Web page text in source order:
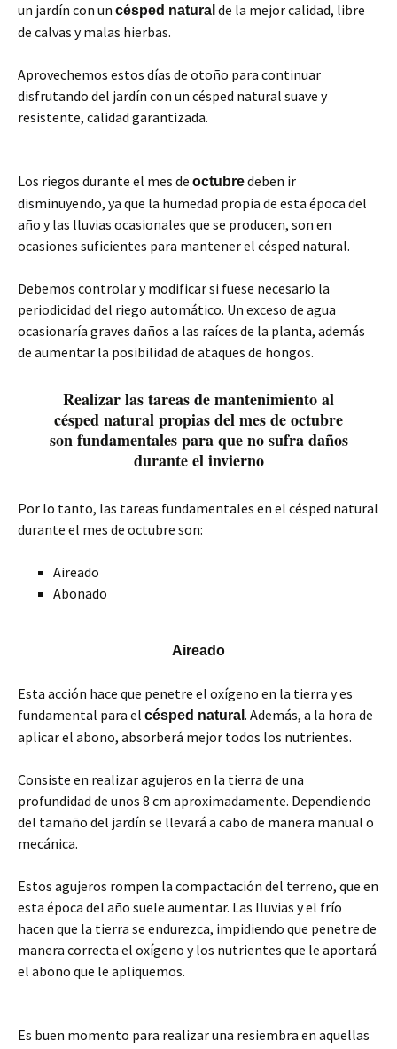
un jardín con un césped natural de la mejor calidad, libre
de calvas y malas hierbas.
Aprovechemos estos días de otoño para continuar
disfrutando del jardín con un césped natural suave y
resistente, calidad garantizada.
Los riegos durante el mes de octubredeben ir
disminuyendo, ya que la humedad propia de esta época del
año y las lluvias ocasionales que se producen, son en
ocasiones suficientes para mantener el césped natural.
Debemos controlar y modificar si fuese necesario la
periodicidad del riego automático. Un exceso de agua
ocasionaría graves daños a las raíces de la planta, además
de aumentar la posibilidad de ataques de hongos.
Realizar las tareas de mantenimiento al
césped natural propias del mes de octubre
son fundamentales para que no sufra daños
durante el invierno
Por lo tanto, las tareas fundamentales en el césped natural
durante el mes de octubre son:
Aireado
Abonado
Aireado
Esta acción hace que penetre el oxígeno en la tierra y es
fundamental para el césped natural . Además, a la hora de
aplicar el abono, absorberá mejor todos los nutrientes.
Consiste en realizar agujeros en la tierra de una
profundidad de unos 8 cm aproximadamente. Dependiendo
del tamaño del jardín se llevará a cabo de manera manual o
mecánica.
Estos agujeros rompen la compactación del terreno, que en
esta época del año suele aumentar. Las lluvias y el frío
hacen que la tierra se endurezca, impidiendo que penetre de
manera correcta el oxígeno y los nutrientes que le aportará
el abono que le apliquemos.
Es buen momento para realizar una resiembra en aquellas